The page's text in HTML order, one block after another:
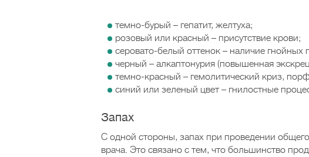
темно-бурый – гепатит, желтуха;
розовый или красный – присутствие крови;
серовато-белый оттенок – наличие гнойных
черный – алкаптонурия (повышенная
темно-красный – гемолитический криз,
синий или зеленый цвет – гнилостные
Запах
С одной стороны, запах при проведении
врача. Это связано с тем, что большинство